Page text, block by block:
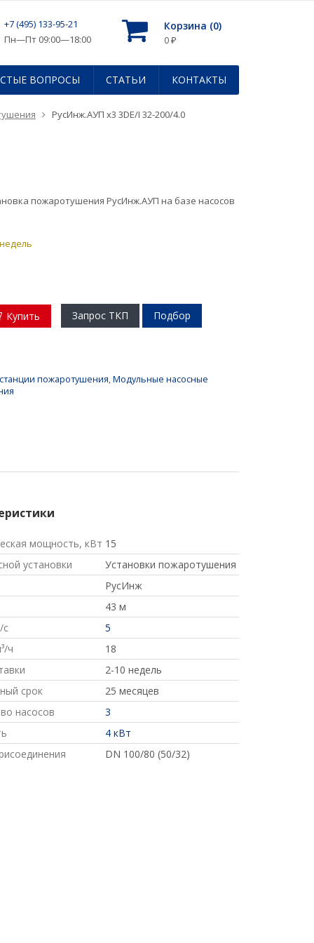
+7 (495) 133-95-21
Пн—Пт 09:00—18:00
Корзина (0)
0 ₽
ВОПРОСЫ СТАТЬИ КОНТАКТЫ
РусИнж.АУП х3 3DE/I 32-200/4.0
пожаротушения РусИнж.АУП на базе насосов
Купить Запрос ТКП Подбор
пожаротушения,Модульные насосные
мощность, кВт 15
установки
Установки пожаротушения
РусИнж
43 м
с
5
ч
18
2-10 недель
срок
25 месяцев
насосов
3
4 кВт
DN 100/80 (50/32)